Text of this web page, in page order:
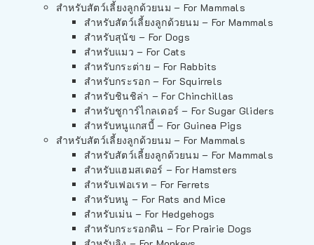
สำหรับสัตว์เลี้ยงลูกด้วยนม – For Mammals
สำหรับสัตว์เลี้ยงลูกด้วยนม – For Mammals
สำหรับสุนัข – For Dogs
สำหรับแมว – For Cats
สำหรับกระต่าย – For Rabbits
สำหรับกระรอก – For Squirrels
สำหรับชินชิล่า – For Chinchillas
สำหรับชูการ์ไกลเดอร์ – For Sugar Gliders
สำหรับหนูแกสบี้ – For Guinea Pigs
สำหรับสัตว์เลี้ยงลูกด้วยนม – For Mammals
สำหรับสัตว์เลี้ยงลูกด้วยนม – For Mammals
สำหรับแฮมสเตอร์ – For Hamsters
สำหรับเฟอเรท – For Ferrets
สำหรับหนู – For Rats and Mice
สำหรับเม่น – For Hedgehogs
สำหรับกระรอกดิน – For Prairie Dogs